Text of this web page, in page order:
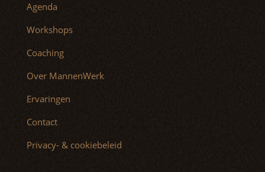
Agenda
Workshops
Coaching
Over MannenWerk
Ervaringen
Contact
Privacy- & cookiebeleid